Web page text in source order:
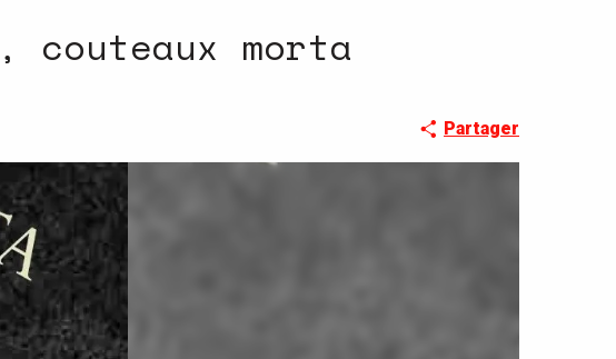
morta
Partager